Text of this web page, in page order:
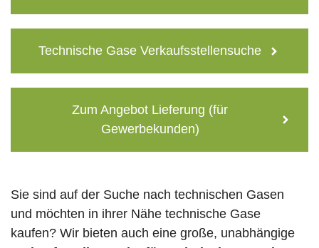
Technische Gase Verkaufsstellensuche
Zum Angebot Lieferung (für
Gewerbekunden)
Sie sind auf der Suche nach technischen Gasen
und möchten in ihrer Nähe technische Gase
kaufen? Wir bieten auch eine große, unabhängige